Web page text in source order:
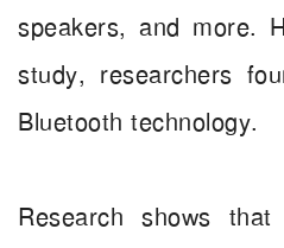
speakers, and more.
study, researchers
Bluetooth technology.
Research shows